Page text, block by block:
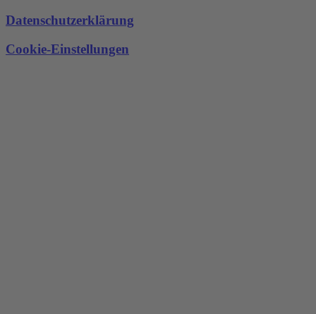
Datenschutzerklärung
Cookie-Einstellungen